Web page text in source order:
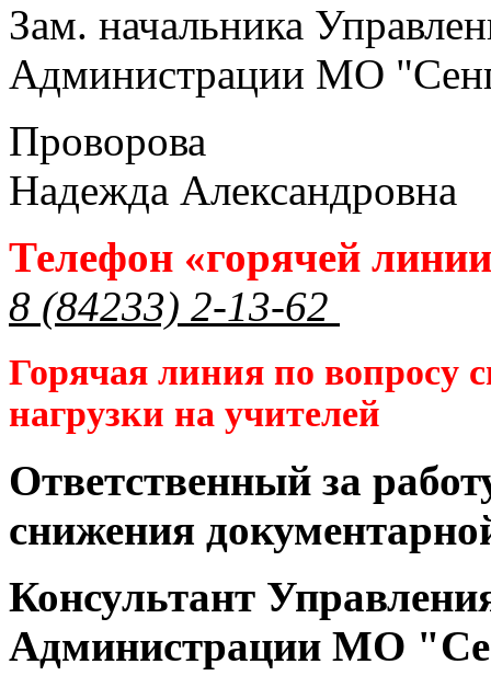
Зам. начальника
Администрации МО
Проворова
Надежда Александровна
Телефон «горячей
8 (84233) 2-13-62
Горячая линия по вопросу
нагрузки на учителей
Ответственный за
снижения
Консультант
Администрации МО